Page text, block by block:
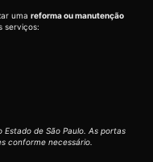
uma reforma ou manutenção
serviços:
de São Paulo. As portas
conforme necessário.